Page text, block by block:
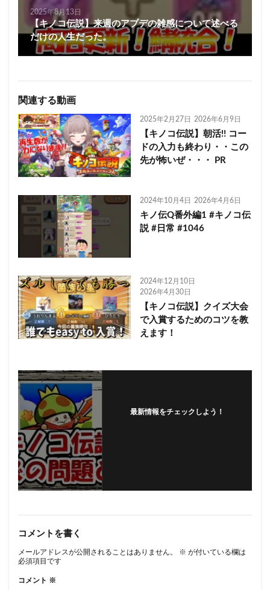
2025年8月13日
【キノコ伝説】来週のアプデの雑感について述べる
だけの人生だった。
関連する動画
2025年2月27日 2026年6月9日
【キノコ伝説】朝活!! コー
ドの入力も終わり・・この
先が怖いぜ・・・ PR
2024年10月4日 2026年4月6日
キノ伝Q番外編1 #キノコ伝
説 #日常 #1046
2024年12月10日
2026年4月30日
【キノコ伝説】クイズ大会
で入賞するためのコツを教
えます！
最新情報をチェックしよう！
コメントを書く
メールアドレスが公開されることはありません。 ※ が付いている欄は
必須項目です
コメント ※